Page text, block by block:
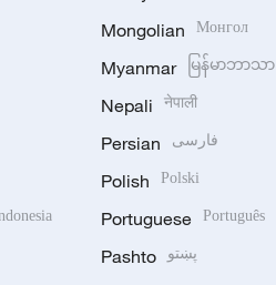
Mongolian Монгол
Myanmar မြန်မာဘာသာ
Nepali नेपाली
Persian فارسی
Polish Polski
Portuguese Português
Pashto پښتو